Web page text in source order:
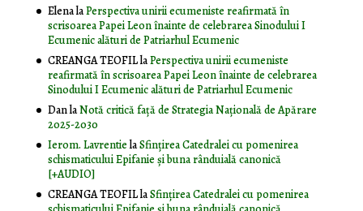
ElenalaPerspectiva unirii ecumeniste reafirmată în
scrisoarea Papei Leon înainte de celebrarea Sinodului I
Ecumenic alături de Patriarhul Ecumenic
CREANGA TEOFILlaPerspectiva unirii ecumeniste
reafirmată în scrisoarea Papei Leon înainte de celebrarea
Sinodului I Ecumenic alături de Patriarhul Ecumenic
DanlaNotă critică faţă de Strategia Naţională de Apărare
2025-2030
Ierom. LavrentielaSfințirea Catedralei cu pomenirea
schismaticului Epifanie și buna rânduială canonică
[+AUDIO]
CREANGA TEOFILlaSfințirea Catedralei cu pomenirea